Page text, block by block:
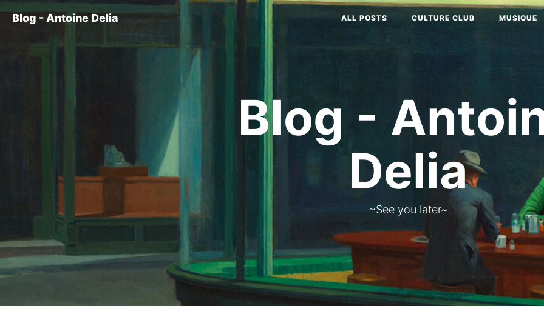
Blog - Antoine Delia ALL POSTS CULTURE CLUB MUSIQUE
Blog -
Delia
~See you later~